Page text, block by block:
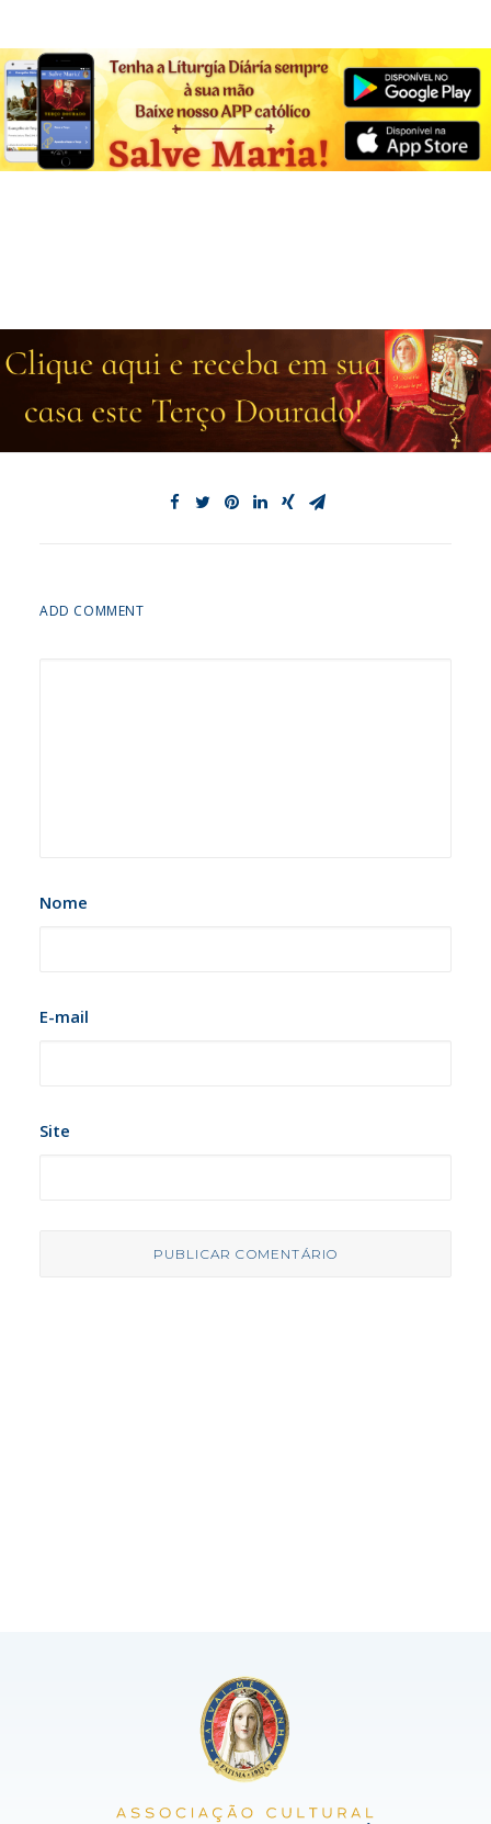
ADD COMMENT
Nome
E-mail
Site